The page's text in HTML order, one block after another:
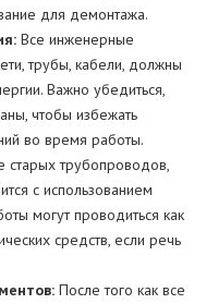
для демонтажа.
Все инженерные
трубы, кабели, должны
Важно убедиться,
чтобы избежать
во время работы.
старых трубопроводов,
с использованием
могут проводиться как
средств, если речь
После того как все